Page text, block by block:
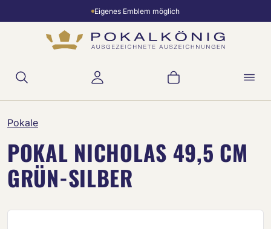
Zum Hauptinhalt springenEigenes Emblem möglich
Warenkorb
Pokale
POKAL NICHOLAS 49,5 CM
GRÜN-SILBER